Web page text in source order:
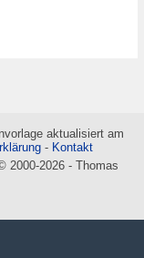
aktualisiert am
- Kontakt
2000-2026 - Thomas